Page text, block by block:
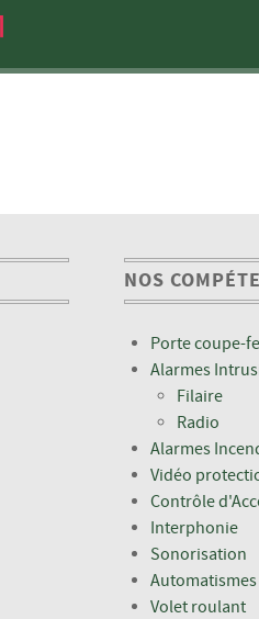
NOS
Porte coupe-
Alarmes
Filaire
Radio
Alarmes
Vidéo
Contrôle
Interphonie
Sonorisation
Volet roulant